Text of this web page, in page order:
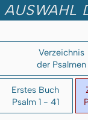
AUSWAHL
Verzeichnis
der Psalmen
Erstes Buch
Psalm 1 - 41